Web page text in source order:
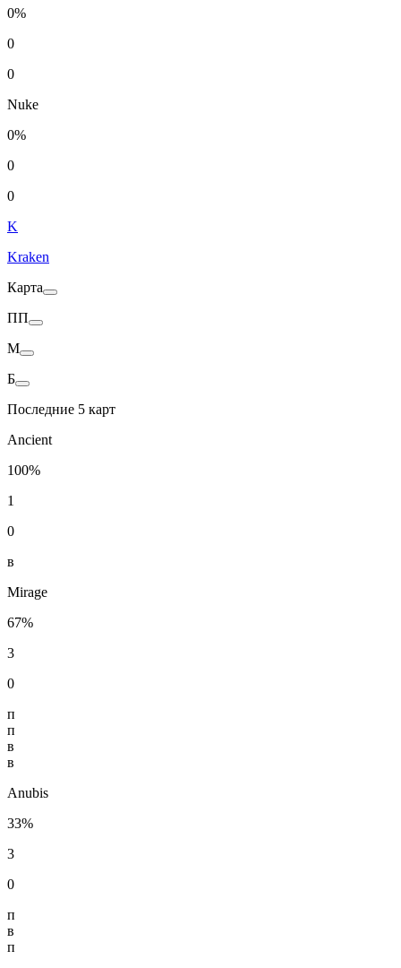
0%
0
0
Nuke
0%
0
0
K
Kraken
Карта
ПП
M
Б
Последние 5 карт
Ancient
100%
1
0
в
Mirage
67%
3
0
п
п
в
в
Anubis
33%
3
0
п
в
п